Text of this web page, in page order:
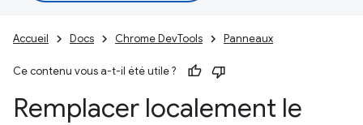
Accueil Docs Chrome DevTools Panneaux
Ce contenu vous a-t-il été utile ?
Remplacer localement le